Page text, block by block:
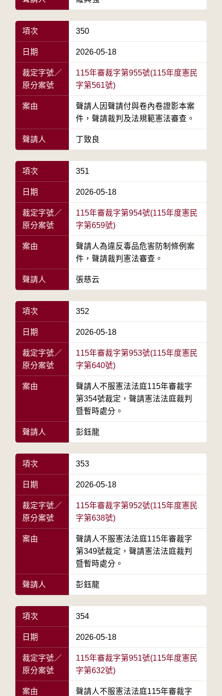
項次 350
日期 2026-05-18
裁定字號／
原分案號
115年審裁字第955號(115年度憲民
字第561號)
案由
聲請人因聲請付與卷內卷證影本案
件，聲請裁判及法規範憲法審查。
聲請人 丁致良
項次 351
日期 2026-05-18
裁定字號／
原分案號
115年審裁字第954號(115年度憲民
字第659號)
案由
聲請人為違反毒品危害防制條例案
件，聲請裁判憲法審查。
聲請人 張慈云
項次 352
日期 2026-05-18
裁定字號／
原分案號
115年審裁字第953號(115年度憲民
字第640號)
案由
聲請人不服憲法法庭115年審裁字
第354號裁定，聲請憲法法庭裁判
暨暫時處分。
聲請人 彭鈺龍
項次 353
日期 2026-05-18
裁定字號／
原分案號
115年審裁字第952號(115年度憲民
字第638號)
案由
聲請人不服憲法法庭115年審裁字
第349號裁定，聲請憲法法庭裁判
暨暫時處分。
聲請人 彭鈺龍
項次 354
日期 2026-05-18
裁定字號／
原分案號
115年審裁字第951號(115年度憲民
字第632號)
案由
聲請人不服憲法法庭115年審裁字